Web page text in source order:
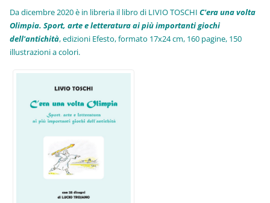
Da dicembre 2020 è in libreria il libro di LIVIO TOSCHIC'era una volta
Olimpia. Sport, arte e letteratura ai più importanti giochi
dell'antichità,edizioni Efesto, formato 17x24 cm, 160 pagine, 150
illustrazioni a colori.